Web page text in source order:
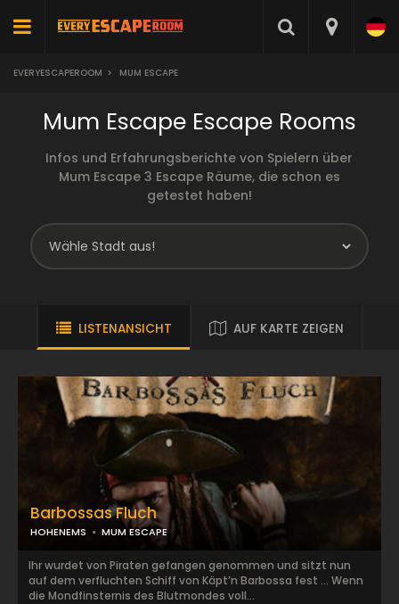
EVERYESCAPEROOM > MUM ESCAPE
Mum Escape Escape Rooms
Infos und Erfahrungsberichte von Spielern über
Mum Escape 3 Escape Räume, die schon es
getestet haben!
LISTENANSICHT AUF KARTE ZEIGEN
Barbossas Fluch
HOHENEMS MUM ESCAPE
Ihr wurdet von Piraten gefangen genommen und sitzt nun
auf dem verfluchten Schiff von Käpt’n Barbossa fest … Wenn
die Mondfinsternis des Blutmondes voll...